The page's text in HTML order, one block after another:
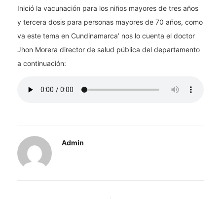
Inició la vacunación para los niños mayores de tres años
y tercera dosis para personas mayores de 70 años, como
va este tema en Cundinamarca’ nos lo cuenta el doctor
Jhon Morera director de salud pública del departamento
a continuación:
Admin